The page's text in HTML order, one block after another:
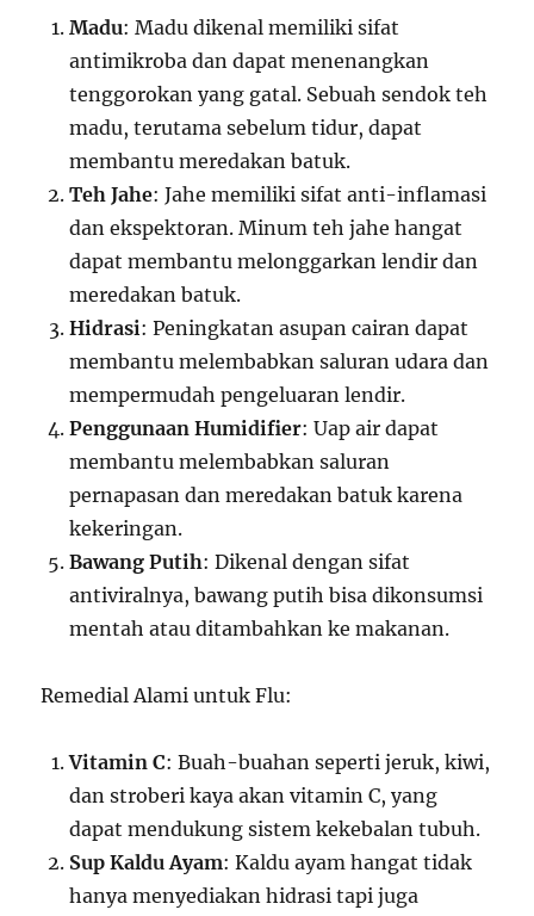
Madu: Madu dikenal memiliki sifat
antimikroba dan dapat menenangkan
tenggorokan yang gatal. Sebuah sendok teh
madu, terutama sebelum tidur, dapat
membantu meredakan batuk.
Teh Jahe: Jahe memiliki sifat anti-inflamasi
dan ekspektoran. Minum teh jahe hangat
dapat membantu melonggarkan lendir dan
meredakan batuk.
Hidrasi: Peningkatan asupan cairan dapat
membantu melembabkan saluran udara dan
mempermudah pengeluaran lendir.
Penggunaan Humidifier: Uap air dapat
membantu melembabkan saluran
pernapasan dan meredakan batuk karena
kekeringan.
Bawang Putih: Dikenal dengan sifat
antiviralnya, bawang putih bisa dikonsumsi
mentah atau ditambahkan ke makanan.
Remedial Alami untuk Flu:
Vitamin C: Buah-buahan seperti jeruk, kiwi,
dan stroberi kaya akan vitamin C, yang
dapat mendukung sistem kekebalan tubuh.
Sup Kaldu Ayam: Kaldu ayam hangat tidak
hanya menyediakan hidrasi tapi juga